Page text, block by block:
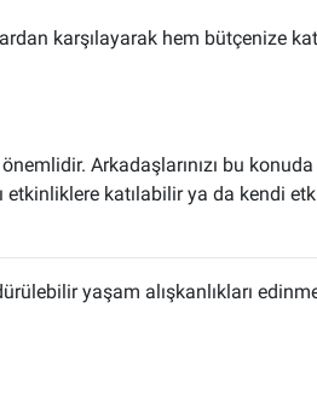
karşılayarak hem bütçenize
Arkadaşlarınızı bu
katılabilir ya da kendi
yaşam alışkanlıkları